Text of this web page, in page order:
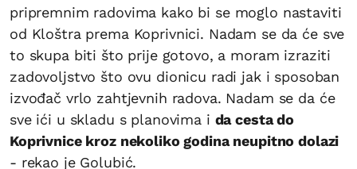
pripremnim radovima kako bi se moglo nastaviti
od Kloštra prema Koprivnici. Nadam se da će sve
to skupa biti što prije gotovo, a moram izraziti
zadovoljstvo što ovu dionicu radi jak i sposoban
izvođač vrlo zahtjevnih radova. Nadam se da će
sve ići u skladu s planovima i da cesta do
Koprivnice kroz nekoliko godina neupitno dolazi
- rekao je Golubić.